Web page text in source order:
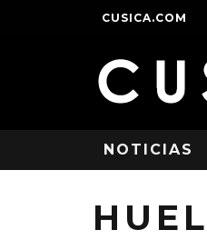
CUSICA.COM
NOTICIAS